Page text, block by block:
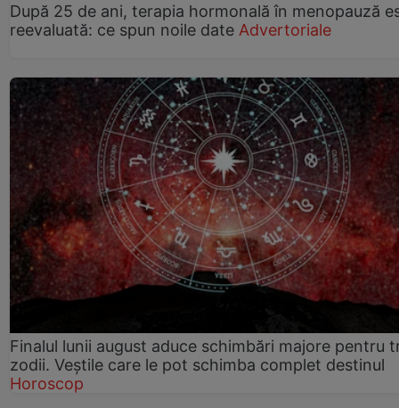
După 25 de ani, terapia hormonală în menopauză
reevaluată: ce spun noile date Advertoriale
Finalul lunii august aduce schimbări majore pentru
zodii. Veștile care le pot schimba complet destinul
Horoscop